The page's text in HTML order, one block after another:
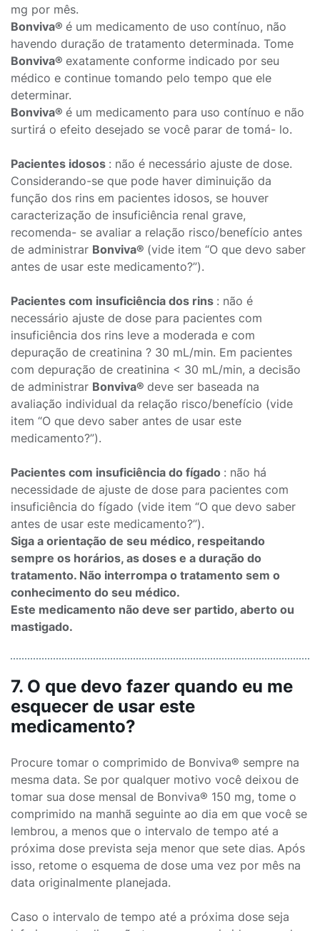
mg por mês.
Bonviva® é um medicamento de uso contínuo, não
havendo duração de tratamento determinada. Tome
Bonviva® exatamente conforme indicado por seu
médico e continue tomando pelo tempo que ele
determinar.
Bonviva® é um medicamento para uso contínuo e não
surtirá o efeito desejado se você parar de tomá- lo.
Pacientes idosos : não é necessário ajuste de dose.
Considerando-se que pode haver diminuição da
função dos rins em pacientes idosos, se houver
caracterização de insuficiência renal grave,
recomenda- se avaliar a relação risco/benefício antes
de administrar Bonviva® (vide item “O que devo saber
antes de usar este medicamento?”).
Pacientes com insuficiência dos rins : não é
necessário ajuste de dose para pacientes com
insuficiência dos rins leve a moderada e com
depuração de creatinina ? 30 mL/min. Em pacientes
com depuração de creatinina < 30 mL/min, a decisão
de administrar Bonviva® deve ser baseada na
avaliação individual da relação risco/benefício (vide
item “O que devo saber antes de usar este
medicamento?”).
Pacientes com insuficiência do fígado : não há
necessidade de ajuste de dose para pacientes com
insuficiência do fígado (vide item “O que devo saber
antes de usar este medicamento?”).
Siga a orientação de seu médico, respeitando
sempre os horários, as doses e a duração do
tratamento. Não interrompa o tratamento sem o
conhecimento do seu médico.
Este medicamento não deve ser partido, aberto ou
mastigado.
7. O que devo fazer quando eu me
esquecer de usar este
medicamento?
Procure tomar o comprimido de Bonviva® sempre na
mesma data. Se por qualquer motivo você deixou de
tomar sua dose mensal de Bonviva® 150 mg, tome o
comprimido na manhã seguinte ao dia em que você se
lembrou, a menos que o intervalo de tempo até a
próxima dose prevista seja menor que sete dias. Após
isso, retome o esquema de dose uma vez por mês na
data originalmente planejada.
Caso o intervalo de tempo até a próxima dose seja